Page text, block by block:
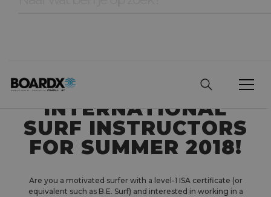
IS LOOKING FOR
INTERNATIONAL
SURF INSTRUCTORS
FOR SUMMER 2018!
Are you a motivated surfer with a level-1 ISA certificate (or
equivalent such as B.E. Surf) and interested in working in a